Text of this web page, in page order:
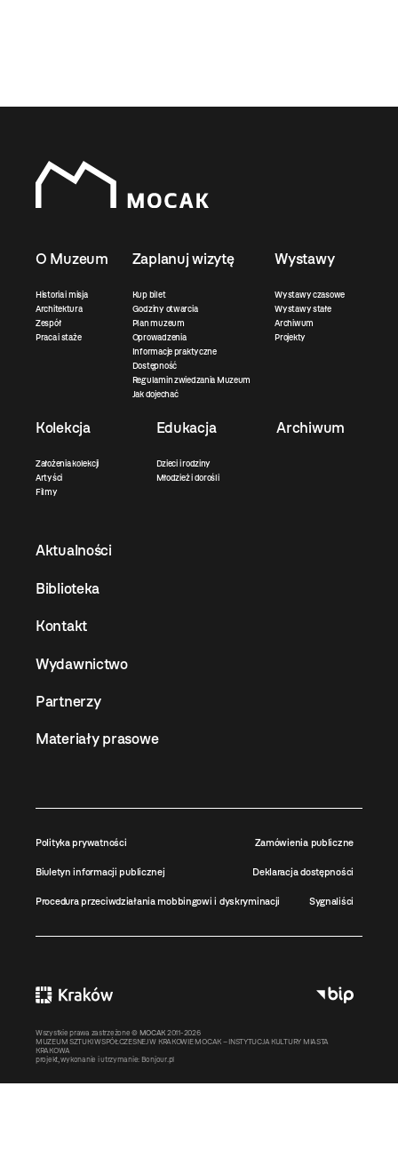
O Muzeum
Historia i misja
Architektura
Zespół
Praca i staże
Zaplanuj wizytę
Kup bilet
Godziny otwarcia
Plan muzeum
Oprowadzenia
Informacje praktyczne
Dostępność
Regulamin zwiedzania Muzeum
Jak dojechać
Wystawy
Wystawy czasowe
Wystawy stałe
Archiwum
Projekty
Kolekcja
Założenia kolekcji
Artyści
Filmy
Edukacja
Dzieci i rodziny
Młodzież i dorośli
Archiwum
Aktualności
Biblioteka
Kontakt
Wydawnictwo
Partnerzy
Materiały prasowe
Polityka prywatności Zamówienia publiczne
Biuletyn informacji publicznej Deklaracja dostępności
Procedura przeciwdziałania mobbingowi i dyskryminacji Sygnaliści
Wszystkie prawa zastrzeżone © MOCAK 2011-2026
MUZEUM SZTUKI WSPÓŁCZESNEJ W KRAKOWIE MOCAK – INSTYTUCJA KULTURY MIASTA
KRAKOWA
projekt, wykonanie i utrzymanie: Bonjour.pl